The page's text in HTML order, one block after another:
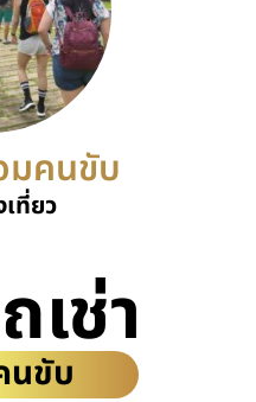
มคนขับ
ที่ยว
เช่า
นขับ